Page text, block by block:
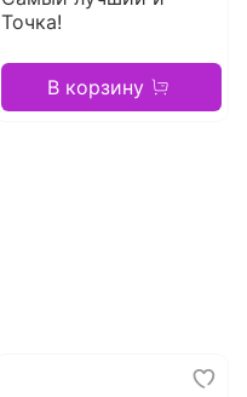
Точка!
В корзину